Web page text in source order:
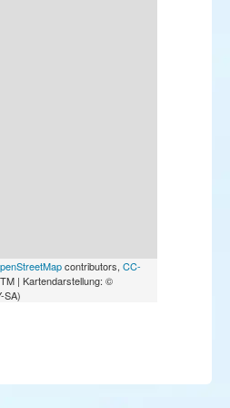
contributors, CC-
| Kartendarstellung: ©
SA)